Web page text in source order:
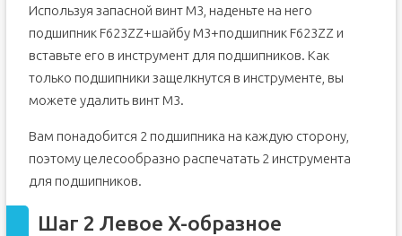
Используя запасной винт M3, наденьте на него
подшипник F623ZZ+шайбу M3+подшипник F623ZZ и
вставьте его в инструмент для подшипников. Как
только подшипники защелкнутся в инструменте, вы
можете удалить винт M3.
Вам понадобится 2 подшипника на каждую сторону,
поэтому целесообразно распечатать 2 инструмента
для подшипников.
Шаг 2 Левое X-образное